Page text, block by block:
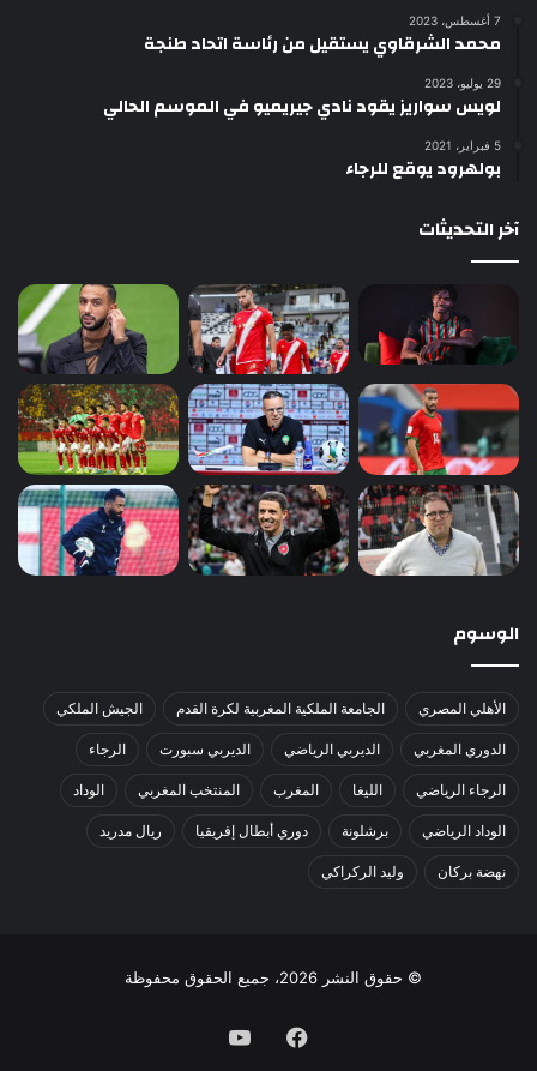
7 أغسطس، 2023
محمد الشرقاوي يستقيل من رئاسة اتحاد طنجة
29 يوليو، 2023
لويس سواريز يقود نادي جيريميو في الموسم الحالي
5 فبراير، 2021
بولهرود يوقع للرجاء
آخر التحديثات
الوسوم
الأهلي المصري الجامعة الملكية المغربية لكرة القدم الجيش الملكي
الدوري المغربي الديربي الرياضي الديربي سبورت الرجاء
الرجاء الرياضي الليغا المغرب المنتخب المغربي الوداد
الوداد الرياضي برشلونة دوري أبطال إفريقيا ريال مدريد
نهضة بركان وليد الركراكي
© حقوق النشر 2026، جميع الحقوق محفوظة
فيسبوك